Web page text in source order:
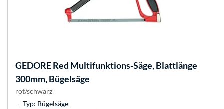
GEDORERed Multifunktions-Säge, Blattlänge
300mm, Bügelsäge
rot/schwarz
Typ: Bügelsäge